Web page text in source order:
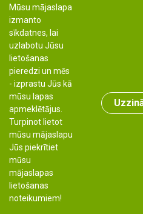
noliktava@letsmobilais.lv
+37122002285
Mūsu mājaslapa
izmanto
sīkdatnes, lai
uzlabotu Jūsu
lietošanas
pieredzi un mēs
- izprastu Jūs kā
mūsu lapas
apmeklētājus.
Turpinot lietot
mūsu mājaslapu
Jūs piekrītiet
mūsu
mājaslapas
lietošanas
noteikumiem!